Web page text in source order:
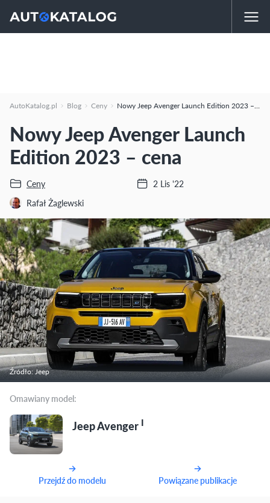
AutoKatalog.pl Blog Ceny Nowy Jeep Avenger Launch Edition 2023 – cena
Nowy Jeep Avenger Launch
Edition 2023 – cena
Ceny
Rafał Żaglewski
2 Lis '22
Źródło: Jeep
Omawiany model:
Jeep Avenger I
Przejdź do modelu Powiązane publikacje